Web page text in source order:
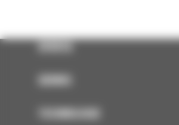
OFERTA
SERWIS
TECHNOLOGIE